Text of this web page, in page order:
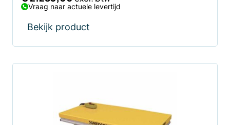
Vraag naar actuele levertijd
Bekijk product